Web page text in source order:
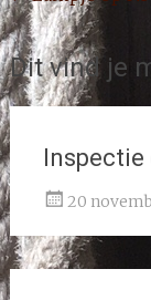
navigatie
Dit vind je
20